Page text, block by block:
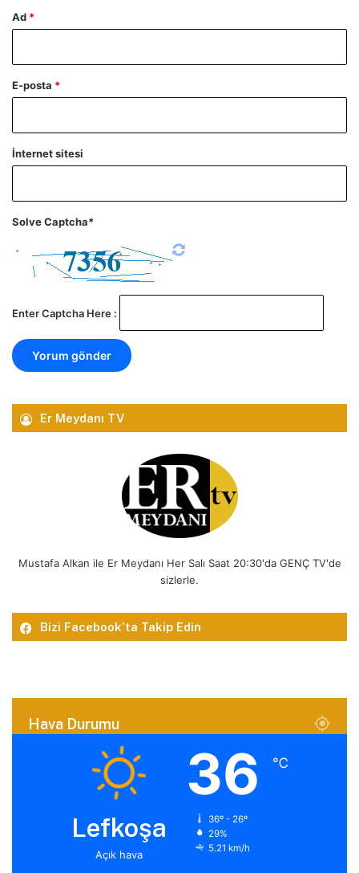
Ad *
E-posta *
İnternet sitesi
Solve Captcha*
Enter Captcha Here :
Er Meydanı TV
Mustafa Alkan ile Er Meydanı Her Salı Saat 20:30'da GENÇ TV'de
sizlerle.
Bizi Facebook’ta Takip Edin
Hava Durumu
Lefkoşa
Açık hava
36 ℃
36º - 26º
29%
5.21 km/h